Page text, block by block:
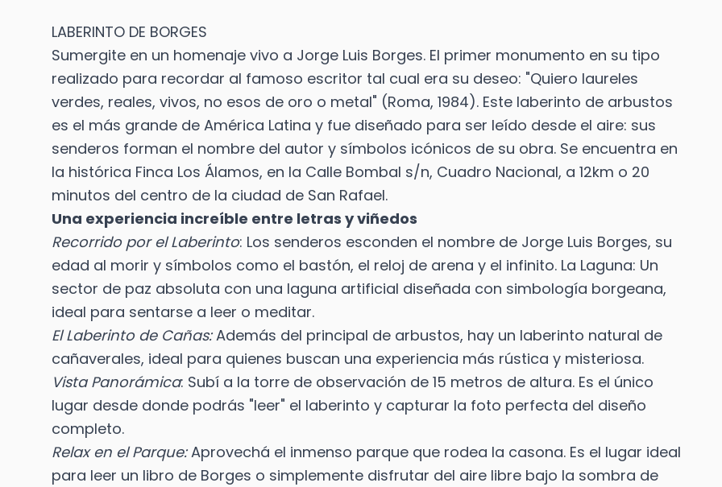
LABERINTO DE BORGES
Sumergite en un homenaje vivo a Jorge Luis Borges. El primer monumento en su tipo
realizado para recordar al famoso escritor tal cual era su deseo: "Quiero laureles
verdes, reales, vivos, no esos de oro o metal" (Roma, 1984). Este laberinto de arbustos
es el más grande de América Latina y fue diseñado para ser leído desde el aire: sus
senderos forman el nombre del autor y símbolos icónicos de su obra. Se encuentra en
la histórica Finca Los Álamos, en la Calle Bombal s/n, Cuadro Nacional, a 12km o 20
minutos del centro de la ciudad de San Rafael.
Una experiencia increíble entre letras y viñedos
Recorrido por el Laberinto: Los senderos esconden el nombre de Jorge Luis Borges, su
edad al morir y símbolos como el bastón, el reloj de arena y el infinito. La Laguna: Un
sector de paz absoluta con una laguna artificial diseñada con simbología borgeana,
ideal para sentarse a leer o meditar.
El Laberinto de Cañas:Además del principal de arbustos, hay un laberinto natural de
cañaverales, ideal para quienes buscan una experiencia más rústica y misteriosa.
Vista Panorámica: Subí a la torre de observación de 15 metros de altura. Es el único
lugar desde donde podrás "leer" el laberinto y capturar la foto perfecta del diseño
completo.
Relax en el Parque:Aprovechá el inmenso parque que rodea la casona. Es el lugar ideal
para leer un libro de Borges o simplemente disfrutar del aire libre bajo la sombra de